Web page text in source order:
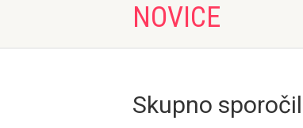
NOVICE
Skupno